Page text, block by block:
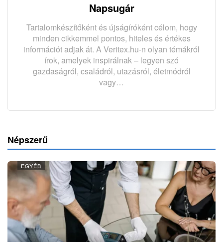
Napsugár
Tartalomkészítőként és újságíróként célom, hogy
minden cikkemmel pontos, hiteles és értékes
információt adjak át. A Veritex.hu-n olyan témákról
írok, amelyek inspirálnak – legyen szó
gazdaságról, családról, utazásról, életmódról
vagy…
Népszerű
EGYÉB